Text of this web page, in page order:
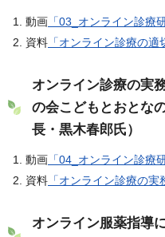
動画 「03_オンライン診療
資料 「オンライン診療の
オンライン診療の実
の会こどもとおとな
長・黒木春郎氏）
動画 「04_オンライン診療
資料 「オンライン診療の
オンライン服薬指導